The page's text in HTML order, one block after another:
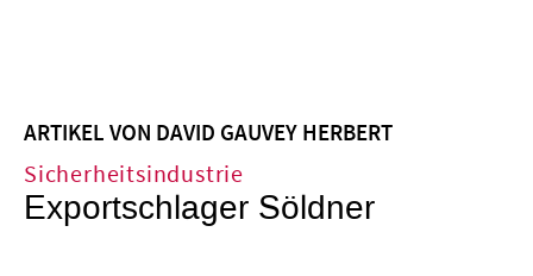
ARTIKEL VON DAVID GAUVEY HERBERT
Sicherheitsindustrie
Exportschlager Söldner